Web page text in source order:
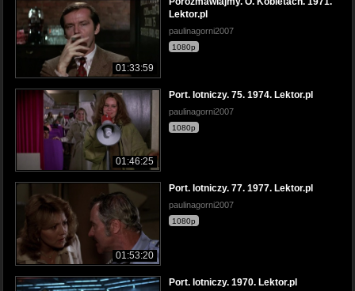
01:33:59
Lektor.pl
paulinagorni2007
1080p
01:46:25
Port. lotniczy. 75. 1974. Lektor.pl
paulinagorni2007
1080p
01:53:20
Port. lotniczy. 77. 1977. Lektor.pl
paulinagorni2007
1080p
Port. lotniczy. 1970. Lektor.pl